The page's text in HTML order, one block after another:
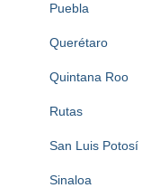
Puebla
Querétaro
Quintana Roo
Rutas
San Luis Potosí
Sinaloa